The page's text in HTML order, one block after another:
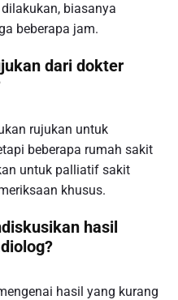
biasanya
beberapa jam.
dari dokter
rujukan untuk
beberapa rumah sakit
untuk palliatif sakit
khusus.
hasil
hasil yang kurang